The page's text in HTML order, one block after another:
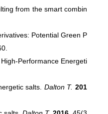
from the smart combin
Potential Green P
Performance Energeti
salts. Dalton T.201